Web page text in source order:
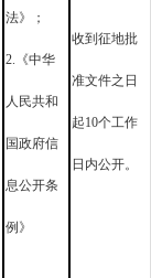
法》；
2.《中华
人民共和
国政府信
息公开条
例》
收到征地批
准文件之日
起10个工作
日内公开。